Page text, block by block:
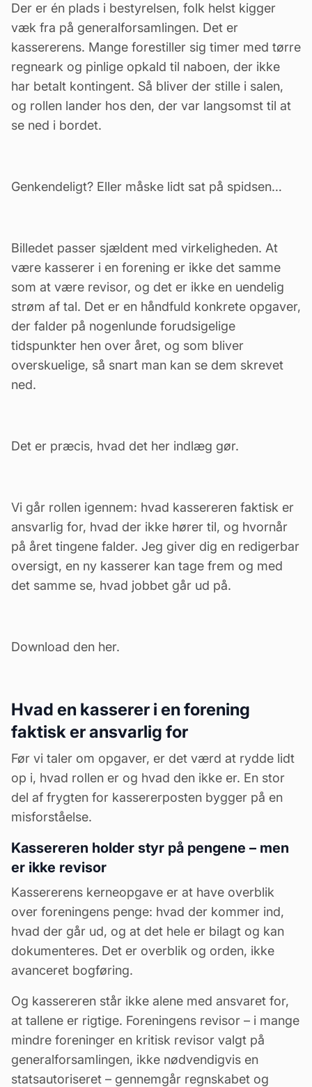
Der er én plads i bestyrelsen, folk helst kigger
væk fra på generalforsamlingen. Det er
kassererens. Mange forestiller sig timer med tørre
regneark og pinlige opkald til naboen, der ikke
har betalt kontingent. Så bliver der stille i salen,
og rollen lander hos den, der var langsomst til at
se ned i bordet.
Genkendeligt? Eller måske lidt sat på spidsen…
Billedet passer sjældent med virkeligheden. At
være kasserer i en forening er ikke det samme
som at være revisor, og det er ikke en uendelig
strøm af tal. Det er en håndfuld konkrete opgaver,
der falder på nogenlunde forudsigelige
tidspunkter hen over året, og som bliver
overskuelige, så snart man kan se dem skrevet
ned.
Det er præcis, hvad det her indlæg gør.
Vi går rollen igennem: hvad kassereren faktisk er
ansvarlig for, hvad der ikke hører til, og hvornår
på året tingene falder. Jeg giver dig en redigerbar
oversigt, en ny kasserer kan tage frem og med
det samme se, hvad jobbet går ud på.
Download den her.
Hvad en kasserer i en forening
faktisk er ansvarlig for
Før vi taler om opgaver, er det værd at rydde lidt
op i, hvad rollen er og hvad den ikke er. En stor
del af frygten for kassererposten bygger på en
misforståelse.
Kassereren holder styr på pengene – men
er ikke revisor
Kassererens kerneopgave er at have overblik
over foreningens penge: hvad der kommer ind,
hvad der går ud, og at det hele er bilagt og kan
dokumenteres. Det er overblik og orden, ikke
avanceret bogføring.
Og kassereren står ikke alene med ansvaret for,
at tallene er rigtige. Foreningens revisor – i mange
mindre foreninger en kritisk revisor valgt på
generalforsamlingen, ikke nødvendigvis en
statsautoriseret – gennemgår regnskabet og